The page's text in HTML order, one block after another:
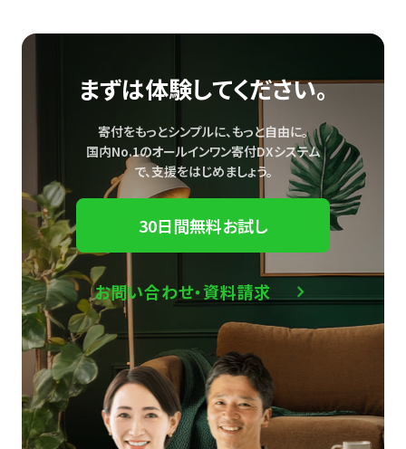
まずは体験してください。
寄付をもっとシンプルに、もっと自由に。
国内No.1のオールインワン寄付DXシステム
で、支援をはじめましょう。
30日間無料お試し
お問い合わせ・資料請求